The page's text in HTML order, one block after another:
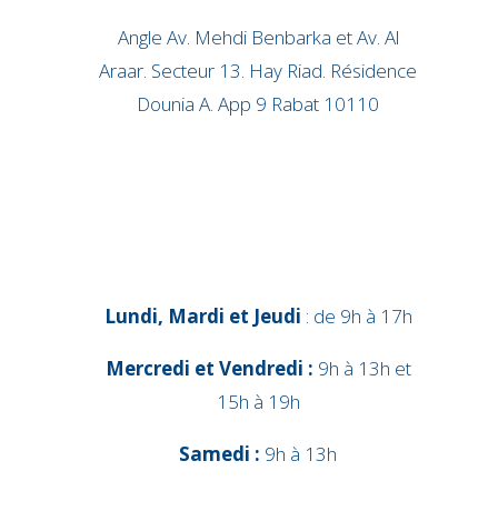
Angle Av. Mehdi Benbarka et Av. Al
Araar. Secteur 13. Hay Riad. Résidence
Dounia A. App 9 Rabat 10110
Lundi, Mardi et Jeudi : de 9h à 17h
Mercredi et Vendredi : 9h à 13h et
15h à 19h
Samedi : 9h à 13h